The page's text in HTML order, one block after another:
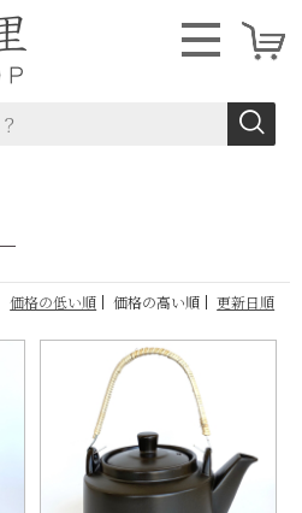
価格の低い順 価格の高い順 更新日順